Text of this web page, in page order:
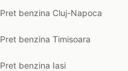
Pret benzina Cluj-Napoca
Pret benzina Timisoara
Pret benzina Iasi